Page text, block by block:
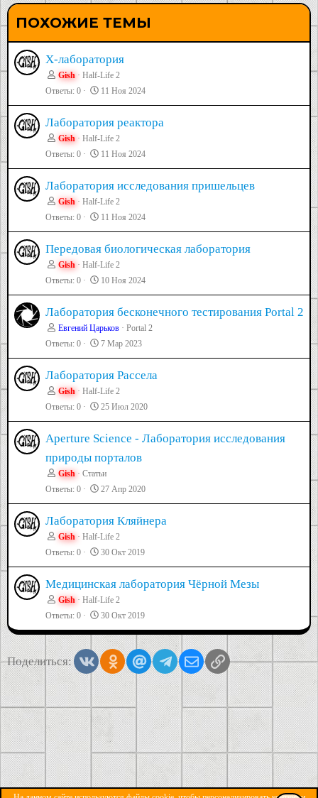
ПОХОЖИЕ ТЕМЫ
X-лаборатория
Gish
Half-Life 2
Ответы 0 11 Ноя 2024
Лаборатория реактора
Gish
Half-Life 2
Ответы 0 11 Ноя 2024
Лаборатория исследования пришельцев
Gish
Half-Life 2
Ответы 0 11 Ноя 2024
Передовая биологическая лаборатория
Gish
Half-Life 2
Ответы 0 10 Ноя 2024
Лаборатория бесконечного тестирования Portal 2
Евгений Царьков
Portal 2
Ответы 0 7 Мар 2023
Лаборатория Рассела
Gish
Half-Life 2
Ответы 0 25 Июл 2020
Aperture Science - Лаборатория исследования
природы порталов
Gish
Статьи
Ответы 0 27 Апр 2020
Лаборатория Кляйнера
Gish
Half-Life 2
Ответы 0 30 Окт 2019
Медицинская лаборатория Чёрной Мезы
Gish
Half-Life 2
Ответы 0 30 Окт 2019
Поделиться: VkontakteOdnoklassniki
Mail.ruTelegramЭлектронная почта
Ссылка